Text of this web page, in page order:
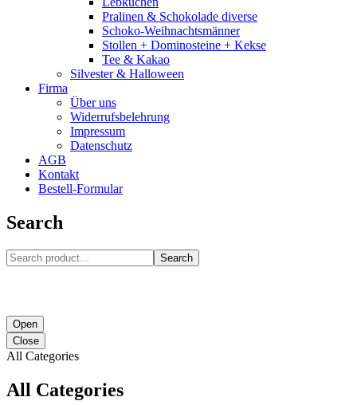
Pralinen & Schokolade diverse
Schoko-Weihnachtsmänner
Stollen + Dominosteine + Kekse
Tee & Kakao
Silvester & Halloween
Firma
Über uns
Widerrufsbelehrung
Impressum
Datenschutz
AGB
Kontakt
Bestell-Formular
Search
Search
Open
Close
All Categories
All Categories